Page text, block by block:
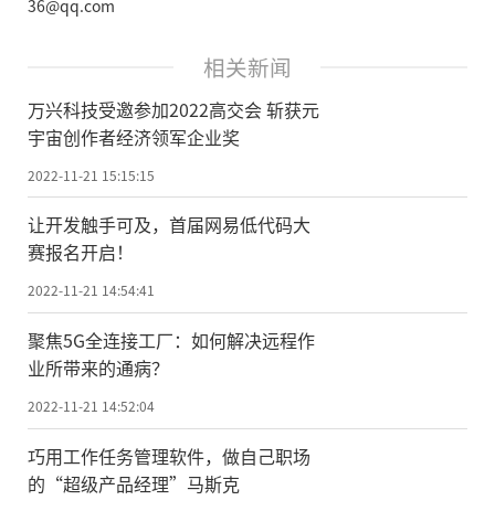
36@qq.com
相关新闻
万兴科技受邀参加2022高交会 斩获元
宇宙创作者经济领军企业奖
2022-11-21 15:15:15
让开发触手可及，首届网易低代码大
赛报名开启！
2022-11-21 14:54:41
聚焦5G全连接工厂：如何解决远程作
业所带来的通病？
2022-11-21 14:52:04
巧用工作任务管理软件，做自己职场
的“超级产品经理”马斯克